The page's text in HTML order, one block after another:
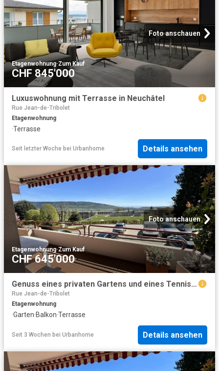
Foto anschauen
Etagenwohnung·Zum Kauf
CHF 845'000
Luxuswohnung mit Terrasse in Neuchâtel
Rue Jean-de-Tribolet
Etagenwohnung
·Terrasse
Seit letzter Woche bei Urbanhome Details ansehen
Foto anschauen
Etagenwohnung·Zum Kauf
CHF 645'000
Genuss eines privaten Gartens und eines Tennisplatzes
Rue Jean-de-Tribolet
Etagenwohnung
·Garten·Balkon·Terrasse
Seit 3 Wochen bei Urbanhome Details ansehen